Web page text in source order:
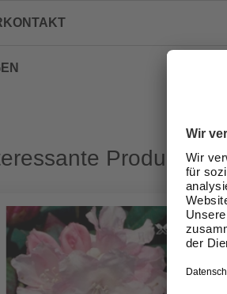
Produkte